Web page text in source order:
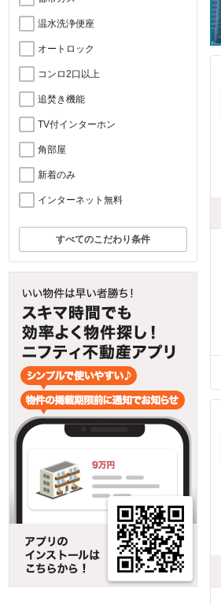
温水洗浄便座
オートロック
コンロ2口以上
追焚き機能
TV付インターホン
角部屋
新着のみ
インターネット無料
すべてのこだわり条件